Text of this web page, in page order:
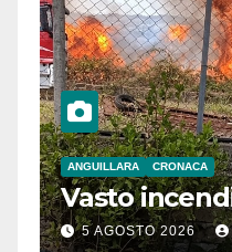
ANGUILLARA CRONACA
Vasto
5 AGOSTO 2026